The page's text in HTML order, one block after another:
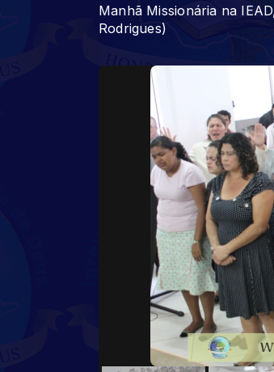
Manhã Missionária na
Rodrigues)